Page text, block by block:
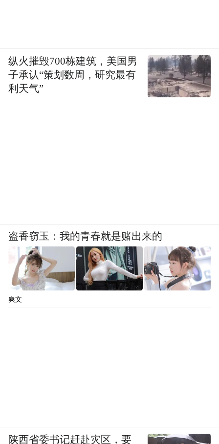
纵火摧毁700栋建筑，美国男
子承认“策划数周，研究最有
利天气”
盗香窃玉：我的青春就是赌出来的
爽文
陕西省委书记赶赴灾区，要